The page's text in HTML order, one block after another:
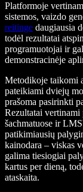
Platformoje
sistemos, vaizdo
reitinge daugiausia
todėl rezultatai
programuotojai ir
demonstracinėje
Metodikoje taikomi
pateikiami dviejų
prašoma pasirinkti
Rezultatai vertinami
šachmatuose ir
patikimiausių
kainodara – viskas
galima tiesiogiai
kartus per dieną,
ataskaita.